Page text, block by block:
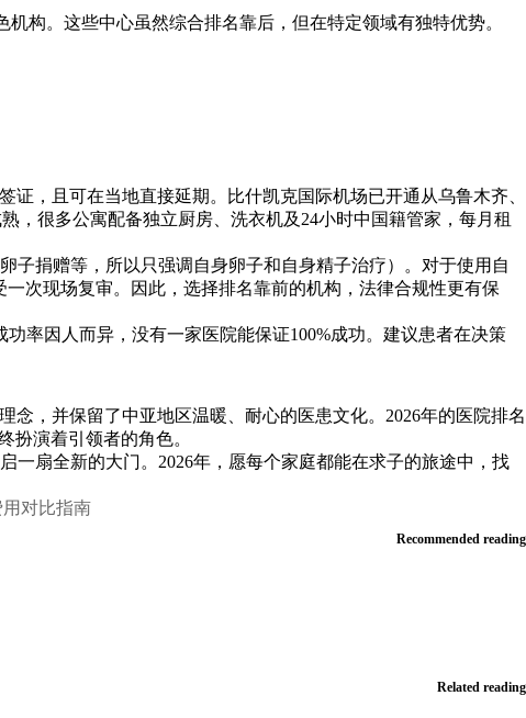
构。这些中心虽然综合排名靠后，但在特定领域有独特优势。
，且可在当地直接延期。比什凯克国际机场已开通从乌鲁木齐、
，很多公寓配备独立厨房、洗衣机及24小时中国籍管家，每月租
子捐赠等，所以只强调自身卵子和自身精子治疗）。对于使用自
次现场复审。因此，选择排名靠前的机构，法律合规性更有保
率因人而异，没有一家医院能保证100%成功。建议患者在决策
，并保留了中亚地区温暖、耐心的医患文化。2026年的医院排名
扮演着引领者的角色。
一扇全新的大门。2026年，愿每个家庭都能在求子的旅途中，找
对比指南
Recommended reading
Related reading